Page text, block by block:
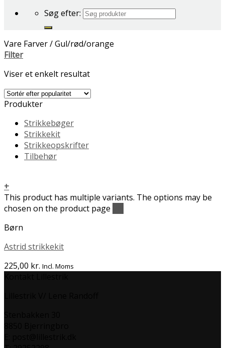
Søg efter:
Vare Farver/Gul/rød/orange
Filter
Viser et enkelt resultat
Produkter
Strikkebøger
Strikkekit
Strikkeopskrifter
Tilbehør
+
This product has multiple variants. The options may be
chosen on the product page
Børn
Astrid strikkekit
225,00 kr. Incl. Moms